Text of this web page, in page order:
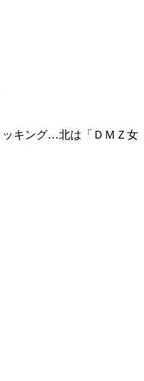
キング…北は「ＤＭＺ女